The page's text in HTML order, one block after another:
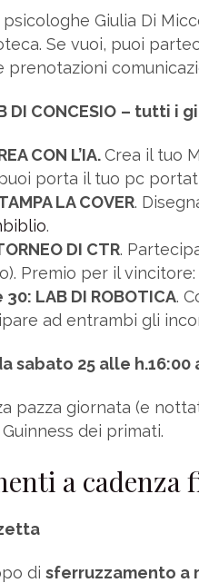
Giulia Di
Se vuoi, puoi
prenotazioni
DI CONCESIO – tutti i
CON L’IA.Crea il tuo
porta il tuo pc
LA COVER.
.
DI CTR.
Premio per il
LAB DI ROBOTICA.
ad entrambi gli
sabato 25 alle
pazza giornata (e
dei primati.
a cadenza
di sferruzzamento a